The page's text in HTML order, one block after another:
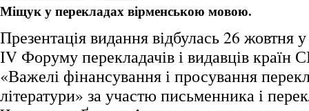
Міщук у перекладах вірменською мовою.
Презентація видання відбулась 26 жовтня
ІV Форуму перекладачів і видавців країн
«Важелі фінансування і просування
літератури» за участю письменника і